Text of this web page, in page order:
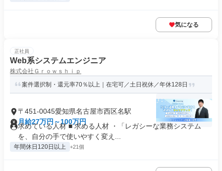
気になる
正社員
Web系システムエンジニア
株式会社Ｇｒｏｗｓｈｉｐ
案件選択制・還元率70％以上｜在宅可／土日祝休／年休128日
〒451-0045愛知県名古屋市西区名駅
月給27万円～100万円
求めている人材 ■ 求める人材 ・「レガシーな業務システム
を、自分の手で使いやすく変え...
年間休日120日以上 +21個